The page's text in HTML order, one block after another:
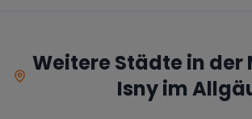
Weitere Städte in der
Isny im